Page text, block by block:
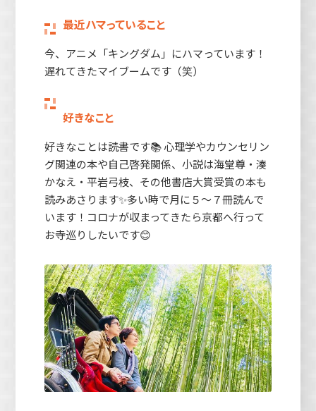
最近ハマっていること
今、アニメ「キングダム」にハマっています！
遅れてきたマイブームです（笑）
好きなこと
好きなことは読書です📚 心理学やカウンセリン
グ関連の本や自己啓発関係、小説は海堂尊・湊
かなえ・平岩弓枝、その他書店大賞受賞の本も
読みあさります✨多い時で月に５～７冊読んで
います！コロナが収まってきたら京都へ行って
お寺巡りしたいです😊